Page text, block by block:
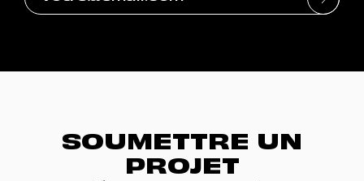
SOUMETTRE UN
PROJET